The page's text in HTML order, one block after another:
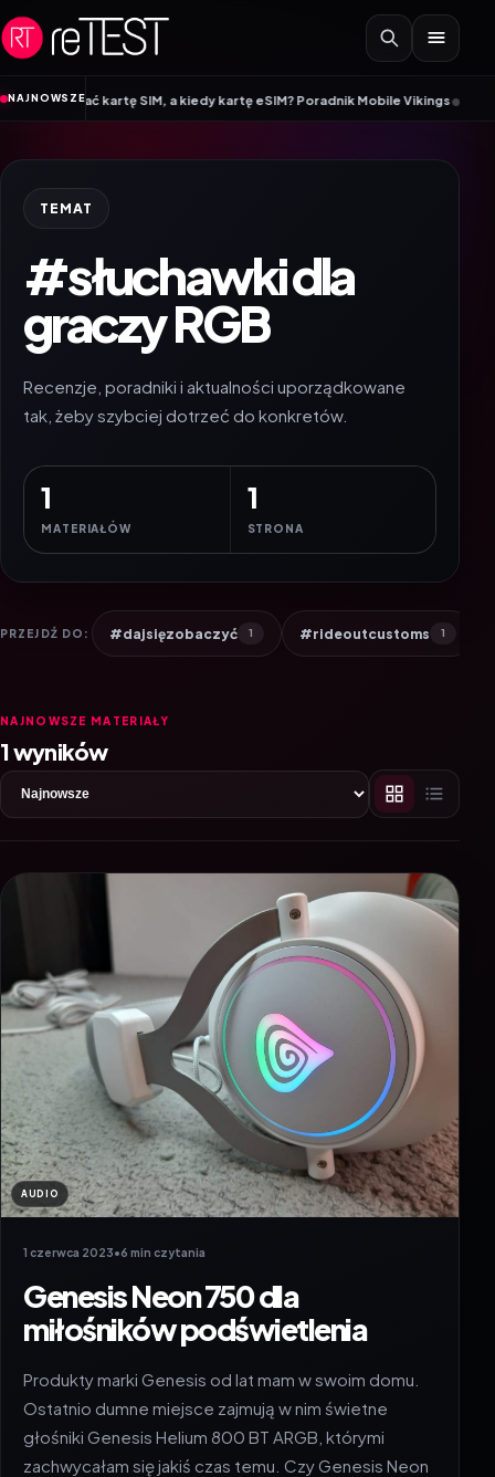
Przejdź do treści
NAJNOWSZE
kartę SIM, a kiedy kartę eSIM? Poradnik Mobile Vikings•Wracamy do
TEMAT
#słuchawki dla
graczy RGB
Recenzje, poradniki i aktualności uporządkowane
tak, żeby szybciej dotrzeć do konkretów.
1
MATERIAŁÓW
1
STRONA
PRZEJDŹ DO: #dajsięzobaczyć 1 #rideoutcustoms 1
NAJNOWSZE MATERIAŁY
1 wyników
AUDIO
1 czerwca 2023•6 min czytania
Genesis Neon 750 dla
miłośników podświetlenia
Produkty marki Genesis od lat mam w swoim domu.
Ostatnio dumne miejsce zajmują w nim świetne
głośniki Genesis Helium 800 BT ARGB, którymi
zachwycałam się jakiś czas temu. Czy Genesis Neon